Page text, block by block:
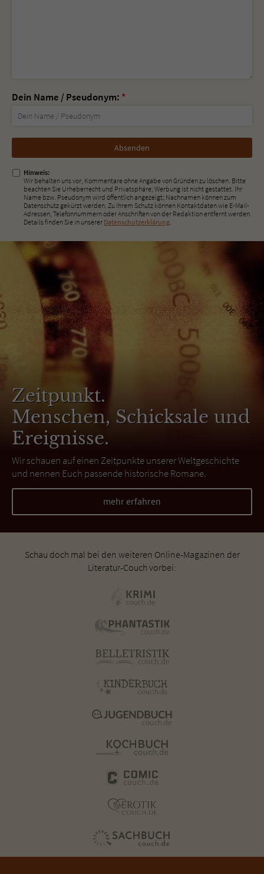
Dein Name / Pseudonym: *
Nicht
ausfüllen!
Hinweis:
Wir behalten uns vor, Kommentare ohne Angabe von Gründen zu löschen. Bitte
beachten Sie Urheberrecht und Privatsphäre; Werbung ist nicht gestattet. Ihr
Name bzw. Pseudonym wird öffentlich angezeigt; Nachnamen können zum
Datenschutz gekürzt werden. Zu Ihrem Schutz können Kontaktdaten wie E-Mail-
Adressen, Telefonnummern oder Anschriften von der Redaktion entfernt werden.
Details finden Sie in unserer Datenschutzerklärung
Zeitpunkt.
Menschen, Schicksale und
Ereignisse.
Wir schauen auf einen Zeitpunkte unserer Weltgeschichte
und nennen Euch passende historische Romane.
mehr erfahren
Schau doch mal bei den weiteren Online-Magazinen der
Literatur-Couch vorbei: